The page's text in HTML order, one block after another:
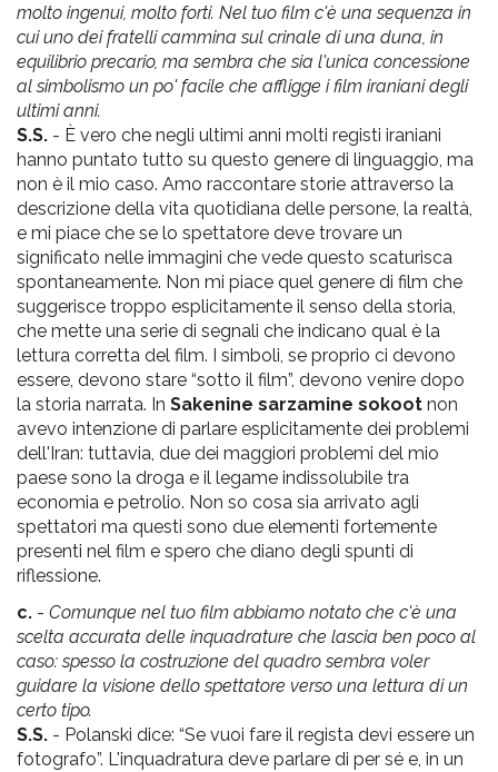
molto ingenui, molto forti. Nel tuo film c'è una sequenza in
cui uno dei fratelli cammina sul crinale di una duna, in
equilibrio precario, ma sembra che sia l'unica concessione
al simbolismo un po' facile che affligge i film iraniani degli
ultimi anni.
S.S. - È vero che negli ultimi anni molti registi iraniani
hanno puntato tutto su questo genere di linguaggio, ma
non è il mio caso. Amo raccontare storie attraverso la
descrizione della vita quotidiana delle persone, la realtà,
e mi piace che se lo spettatore deve trovare un
significato nelle immagini che vede questo scaturisca
spontaneamente. Non mi piace quel genere di film che
suggerisce troppo esplicitamente il senso della storia,
che mette una serie di segnali che indicano qual è la
lettura corretta del film. I simboli, se proprio ci devono
essere, devono stare “sotto il film”, devono venire dopo
la storia narrata. In Sakenine sarzamine sokoot non
avevo intenzione di parlare esplicitamente dei problemi
dell'Iran: tuttavia, due dei maggiori problemi del mio
paese sono la droga e il legame indissolubile tra
economia e petrolio. Non so cosa sia arrivato agli
spettatori ma questi sono due elementi fortemente
presenti nel film e spero che diano degli spunti di
riflessione.
c. - Comunque nel tuo film abbiamo notato che c'è una
scelta accurata delle inquadrature che lascia ben poco al
caso: spesso la costruzione del quadro sembra voler
guidare la visione dello spettatore verso una lettura di un
certo tipo.
S.S. - Polanski dice: “Se vuoi fare il regista devi essere un
fotografo”. L'inquadratura deve parlare di per sé e, in un